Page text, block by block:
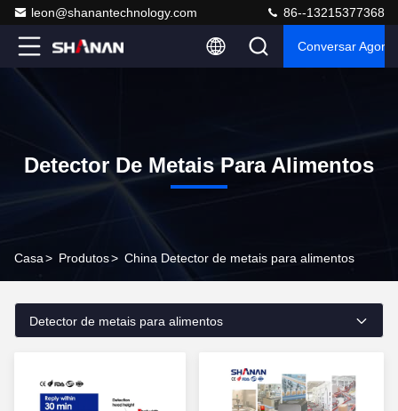
leon@shanantechnology.com 86--13215377368
Conversar Agora
Detector De Metais Para Alimentos
Casa> Produtos> China Detector de metais para alimentos
Detector de metais para alimentos